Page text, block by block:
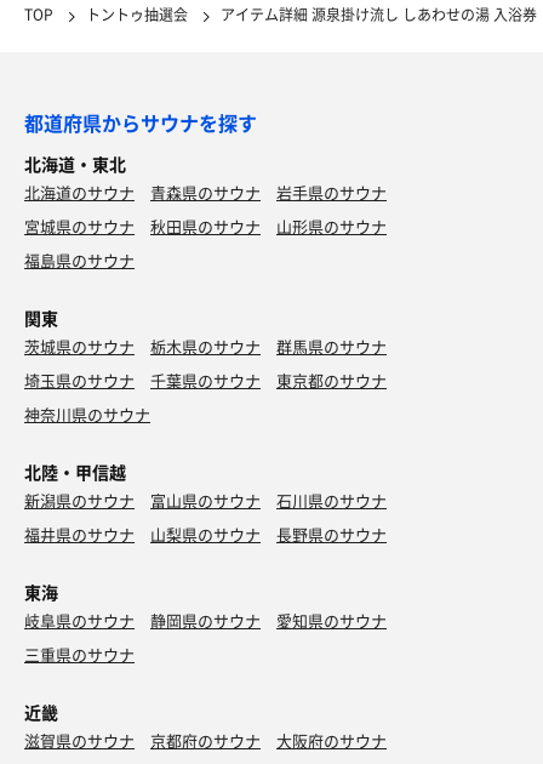
TOP トントゥ抽選会 アイテム詳細 源泉掛け流し しあわせの湯 入浴券
都道府県からサウナを探す
北海道・東北
北海道のサウナ 青森県のサウナ
岩手県のサウナ
宮城県のサウナ
秋田県のサウナ
山形県のサウナ
福島県のサウナ
関東
茨城県のサウナ 栃木県のサウナ
群馬県のサウナ
埼玉県のサウナ
千葉県のサウナ
東京都のサウナ
神奈川県のサウナ
北陸・甲信越
新潟県のサウナ 富山県のサウナ
石川県のサウナ
福井県のサウナ
山梨県のサウナ 長野県のサウナ
東海
岐阜県のサウナ 静岡県のサウナ
愛知県のサウナ
三重県のサウナ
近畿
滋賀県のサウナ 京都府のサウナ
大阪府のサウナ